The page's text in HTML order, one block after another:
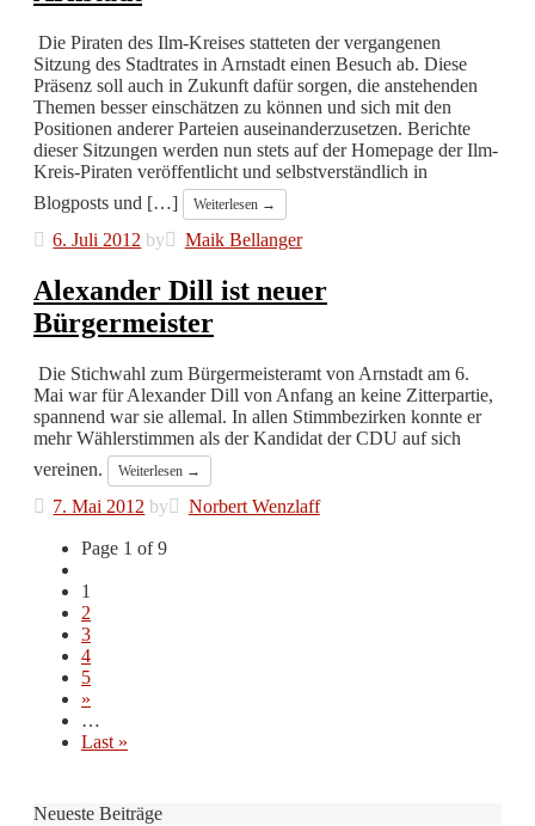
Die Piraten des Ilm-Kreises statteten der vergangenen
Sitzung des Stadtrates in Arnstadt einen Besuch ab. Diese
Präsenz soll auch in Zukunft dafür sorgen, die anstehenden
Themen besser einschätzen zu können und sich mit den
Positionen anderer Parteien auseinanderzusetzen. Berichte
dieser Sitzungen werden nun stets auf der Homepage der Ilm-
Kreis-Piraten veröffentlicht und selbstverständlich in
Blogposts und […]
Weiterlesen →
6. Juli 2012 by Maik Bellanger
Alexander Dill ist neuer
Bürgermeister
Die Stichwahl zum Bürgermeisteramt von Arnstadt am 6.
Mai war für Alexander Dill von Anfang an keine Zitterpartie,
spannend war sie allemal. In allen Stimmbezirken konnte er
mehr Wählerstimmen als der Kandidat der CDU auf sich
vereinen.
Weiterlesen →
7. Mai 2012 by Norbert Wenzlaff
Page 1 of 9
1
2
3
4
5
»
…
Last »
Neueste Beiträge